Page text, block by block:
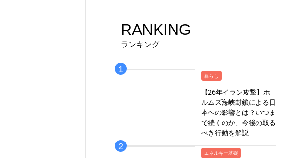
RANKING
ランキング
暮らし
【26年イラン攻撃】ホ
ルムズ海峡封鎖による日
本への影響とは？いつま
で続くのか、今後の取る
べき行動を解説
エネルギー基礎